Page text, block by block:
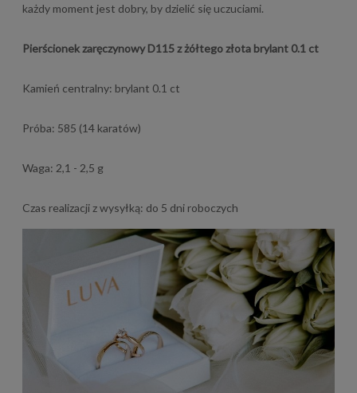
każdy moment jest dobry, by dzielić się uczuciami.
Pierścionek zaręczynowy D115 z żółtego złota brylant 0.1 ct
Kamień centralny: brylant 0.1 ct
Próba: 585 (14 karatów)
Waga: 2,1 - 2,5 g
Czas realizacji z wysyłką: do 5 dni roboczych